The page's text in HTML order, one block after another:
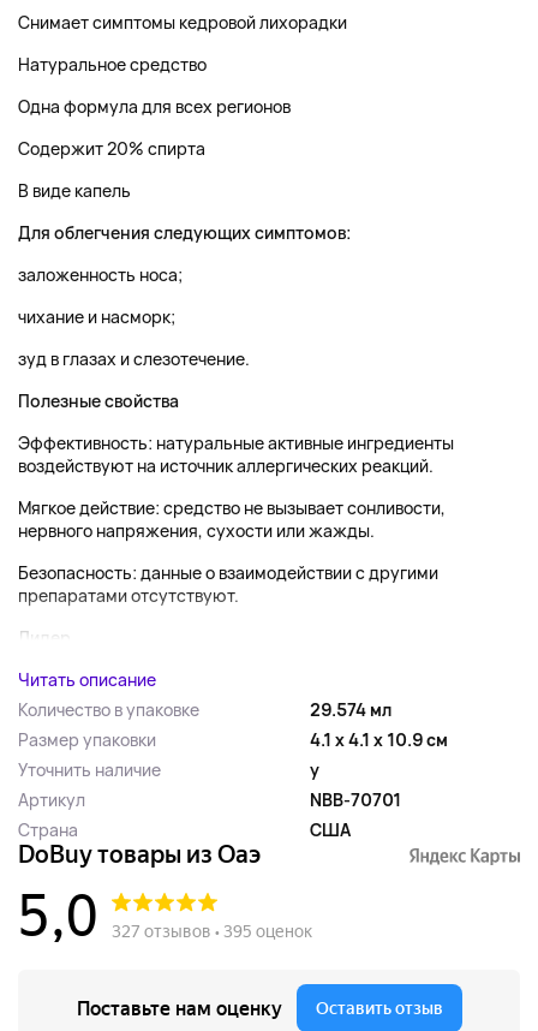
Снимает симптомы кедровой лихорадки
Натуральное средство
Одна формула для всех регионов
Содержит 20% спирта
В виде капель
Для облегчения следующих симптомов:
заложенность носа;
чихание и насморк;
зуд в глазах и слезотечение.
Полезные свойства
Эффективность: натуральные активные ингредиенты
воздействуют на источник аллергических реакций.
Мягкое действие: средство не вызывает сонливости,
нервного напряжения, сухости или жажды.
Безопасность: данные о взаимодействии с другими
препаратами отсутствуют.
Лидер ...
Читать описание
Количество в упаковке
29.574 мл
Размер упаковки
4.1 x 4.1 x 10.9 см
Уточнить наличие
y
Артикул
NBB-70701
Страна
США